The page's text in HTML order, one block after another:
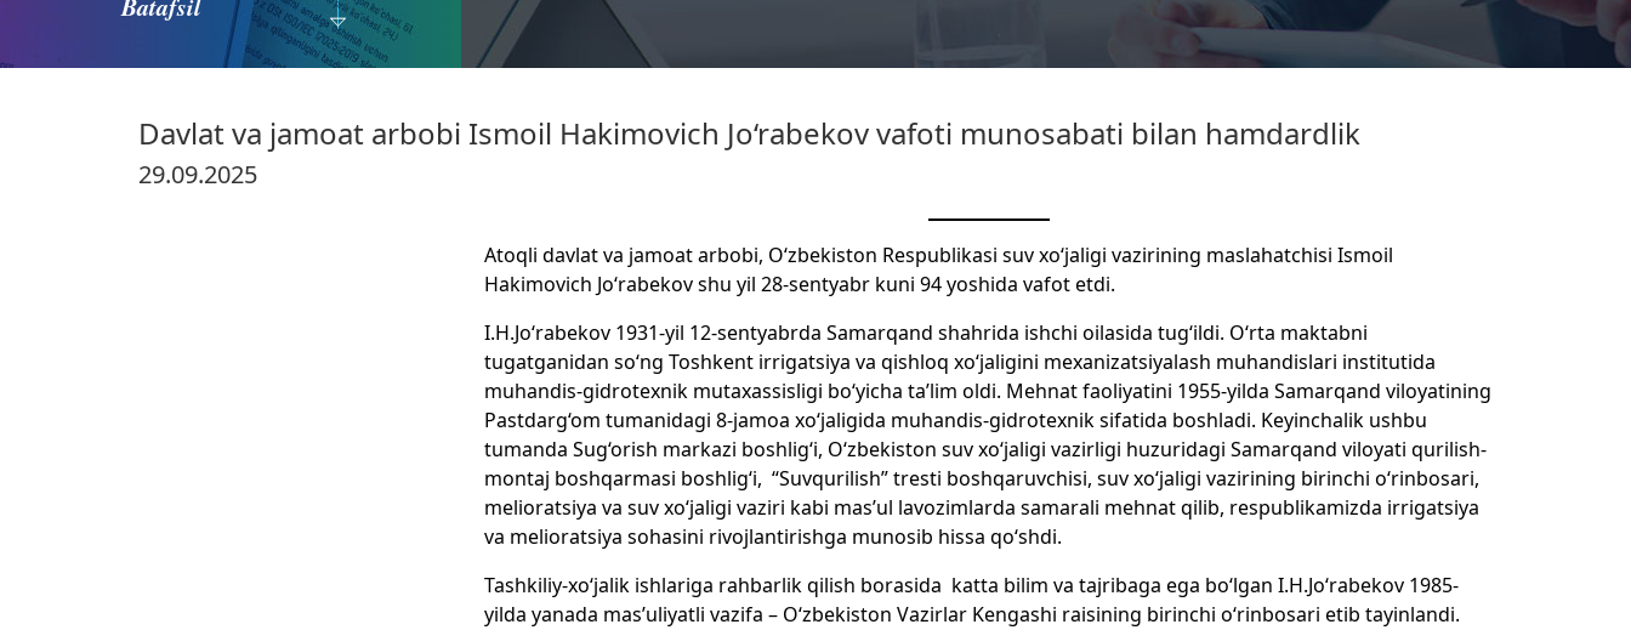
Davlat va jamoat arbobi Ismoil Hakimovich Jo‘rabekov vafoti munosabati bilan hamdardlik
29.09.2025
Atoqli davlat va jamoat arbobi, O‘zbekiston Respublikasi suv xo‘jaligi vazirining maslahatchisi Ismoil
Hakimovich Jo‘rabekov shu yil 28-sentyabr kuni 94 yoshida vafot etdi.
I.H.Jo‘rabekov 1931-yil 12-sentyabrda Samarqand shahrida ishchi oilasida tug‘ildi. O‘rta maktabni
tugatganidan so‘ng Toshkent irrigatsiya va qishloq xo‘jaligini mexanizatsiyalash muhandislari institutida
muhandis-gidrotexnik mutaxassisligi bo‘yicha ta’lim oldi. Mehnat faoliyatini 1955-yilda Samarqand viloyatining
Pastdarg‘om tumanidagi 8-jamoa xo‘jaligida muhandis-gidrotexnik sifatida boshladi. Keyinchalik ushbu
tumanda Sug‘orish markazi boshlig‘i, O‘zbekiston suv xo‘jaligi vazirligi huzuridagi Samarqand viloyati qurilish-
montaj boshqarmasi boshlig‘i, “Suvqurilish” tresti boshqaruvchisi, suv xo‘jaligi vazirining birinchi o‘rinbosari,
melioratsiya va suv xo‘jaligi vaziri kabi mas’ul lavozimlarda samarali mehnat qilib, respublikamizda irrigatsiya
va melioratsiya sohasini rivojlantirishga munosib hissa qo‘shdi.
Tashkiliy-xo‘jalik ishlariga rahbarlik qilish borasida katta bilim va tajribaga ega bo‘lgan I.H.Jo‘rabekov 1985-
yilda yanada mas’uliyatli vazifa – O‘zbekiston Vazirlar Kengashi raisining birinchi o‘rinbosari etib tayinlandi.